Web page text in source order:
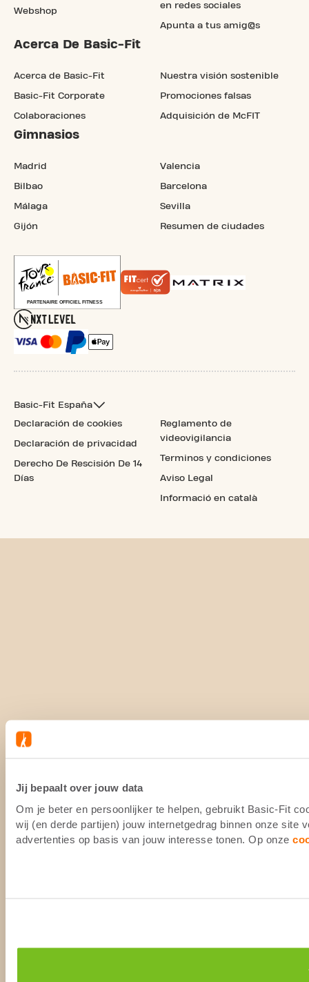
Jij bepaalt over jouw data
Om je beter en persoonlijker te helpen, gebruikt Basic-Fit
wij (en derde partijen) jouw internetgedrag binnen onze site
advertenties op basis van jouw interesse tonen. Op onze
Webshop
en redes sociales
Apunta a tus amig@s
Acerca De Basic-Fit
Acerca de Basic-Fit
Basic-Fit Corporate
Colaboraciones
Nuestra visión sostenible
Promociones falsas
Adquisición de McFIT
Gimnasios
Madrid
Bilbao
Málaga
Gijón
Valencia
Barcelona
Sevilla
Resumen de ciudades
Basic-Fit España
Declaración de cookies
Declaración de privacidad
Derecho De Rescisión De 14
Días
Reglamento de
videovigilancia
Terminos y condiciones
Aviso Legal
Informació en català